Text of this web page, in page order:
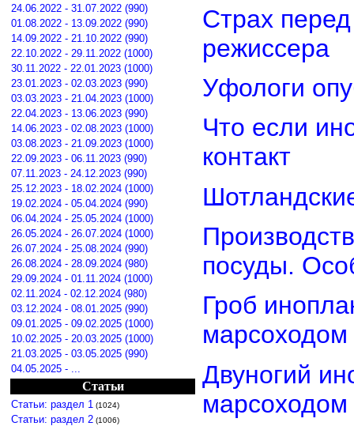
24.06.2022 - 31.07.2022 (990)
01.08.2022 - 13.09.2022 (990)
14.09.2022 - 21.10.2022 (990)
22.10.2022 - 29.11.2022 (1000)
30.11.2022 - 22.01.2023 (1000)
23.01.2023 - 02.03.2023 (990)
03.03.2023 - 21.04.2023 (1000)
22.04.2023 - 13.06.2023 (990)
14.06.2023 - 02.08.2023 (1000)
03.08.2023 - 21.09.2023 (1000)
22.09.2023 - 06.11.2023 (990)
07.11.2023 - 24.12.2023 (990)
25.12.2023 - 18.02.2024 (1000)
19.02.2024 - 05.04.2024 (990)
06.04.2024 - 25.05.2024 (1000)
26.05.2024 - 26.07.2024 (1000)
26.07.2024 - 25.08.2024 (990)
26.08.2024 - 28.09.2024 (980)
29.09.2024 - 01.11.2024 (1000)
02.11.2024 - 02.12.2024 (980)
03.12.2024 - 08.01.2025 (990)
09.01.2025 - 09.02.2025 (1000)
10.02.2025 - 20.03.2025 (1000)
21.03.2025 - 03.05.2025 (990)
04.05.2025 - ...
Статьи
Статьи: раздел 1 (1024)
Статьи: раздел 2 (1006)
Страх
режиссера
Уфологи
Что если
контакт
посуды.
Гроб
марсоходом
Двуногий
марсоходом